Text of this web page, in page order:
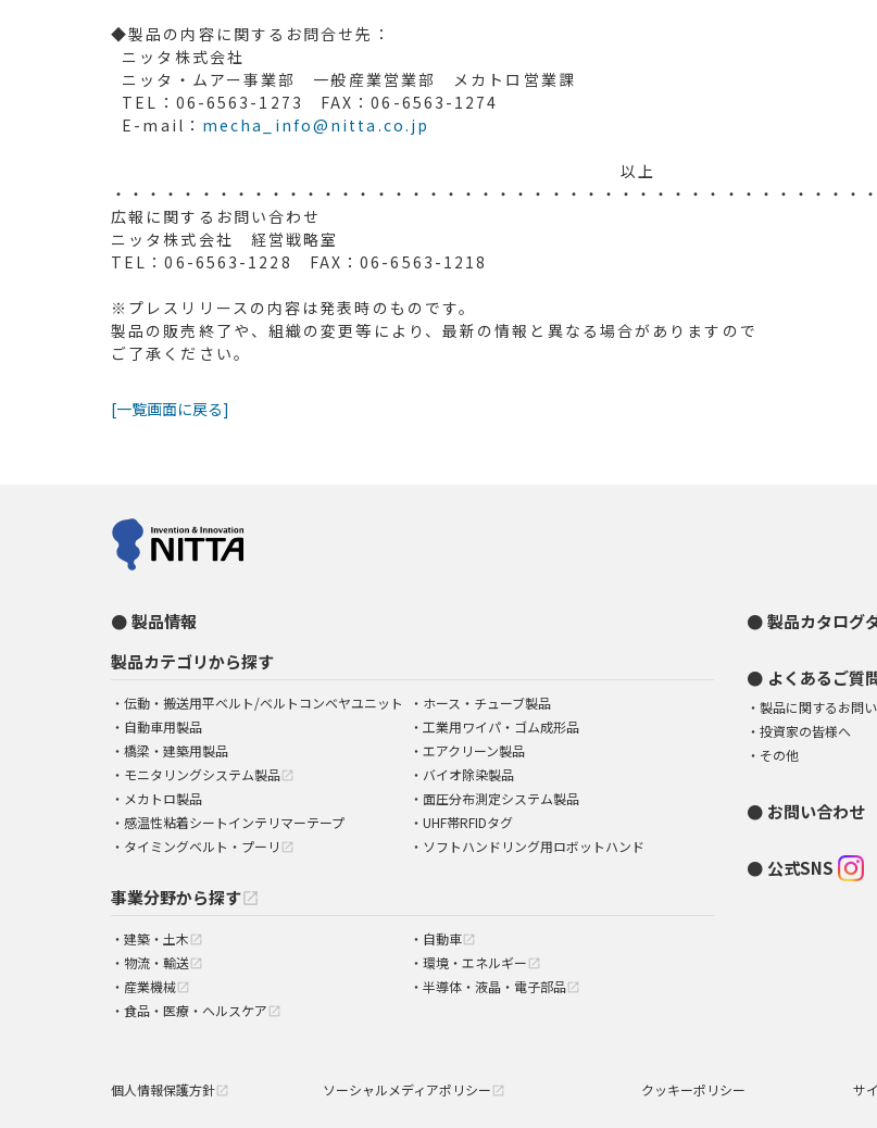
◆製品の内容に関するお問合せ先：
ニッタ株式会社
ニッタ・ムアー事業部 一般産業営業部 メカトロ営業課
TEL：06-6563-1273 FAX：06-6563-1274
E-mail： mecha_info@nitta.co.jp
以上
・・・・・・・・・・・・・・・・・・・・・・・・・・・・・・・・・・・・・・・・・・・
広報に関するお問い合わせ
ニッタ株式会社 経営戦略室
TEL：06-6563-1228 FAX：06-6563-1218
※プレスリリースの内容は発表時のものです。
製品の販売終了や、組織の変更等により、最新の情報と異なる場合がありますので
ご了承ください。
[一覧画面に戻る]
製品情報
製品カテゴリから探す
伝動・搬送用平ベルト/ベルトコンベヤユニット
ホース・チューブ製品
自動車用製品
工業用ワイパ・ゴム成形品
橋梁・建築用製品
エアクリーン製品
モニタリングシステム製品 open_in_new
バイオ除染製品
メカトロ製品
面圧分布測定システム製品
感温性粘着シートインテリマーテープ
UHF帯RFIDタグ
タイミングベルト・プーリ open_in_new ソフトハンドリング用ロボットハンド
事業分野から探すopen_in_new
建築・土木 open_in_new 自動車open_in_new
物流・輸送 open_in_new 環境・エネルギー open_in_new
産業機械 open_in_new 半導体・液晶・電子部品open_in_new
食品・医療・ヘルスケア open_in_new
製品カタログ
よくあるご質
製品に関するお問
投資家の皆様へ
その他
お問い合わせ
公式SNS
個人情報保護方針 open_in_new ソーシャルメディアポリシー open_in_new クッキーポリシー サ